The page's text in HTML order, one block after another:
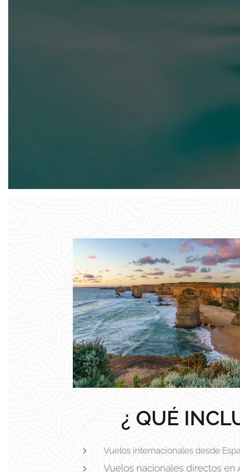
¿ QUÉ
Vuelos internacionales desde
Vuelos nacionales directos en